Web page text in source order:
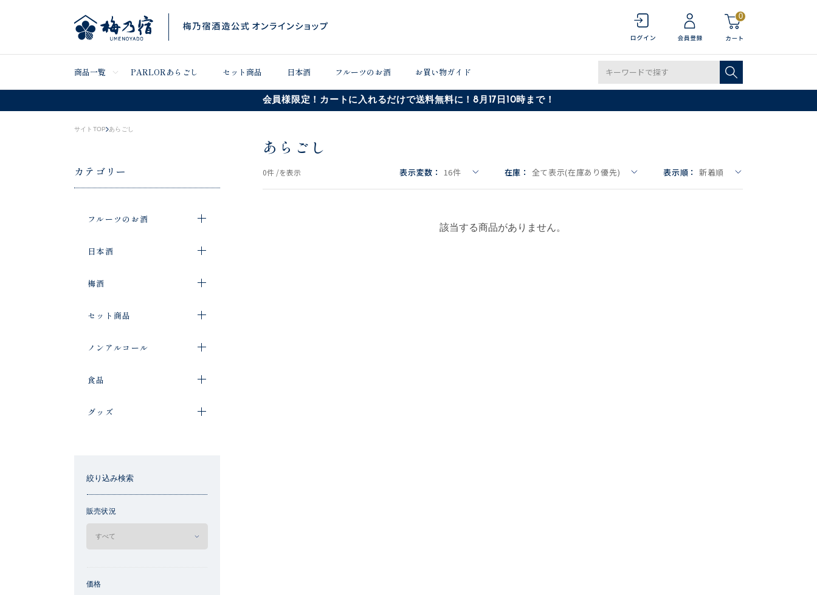
0
商品一覧 PARLORあらごし セット商品 日本酒 フルーツのお酒 お買い物ガイド
会員様限定！カートに入れるだけで送料無料に！8月17日10時まで！
サイトTOP あらごし
カテゴリー
フルーツのお酒
日本酒
梅酒
セット商品
ノンアルコール
食品
グッズ
絞り込み検索
販売状況
価格
あらごし
0件 /を表示 表示変数： 16件 在庫： 全て表示(在庫あり優先) 表示順： 新着順
該当する商品がありません。